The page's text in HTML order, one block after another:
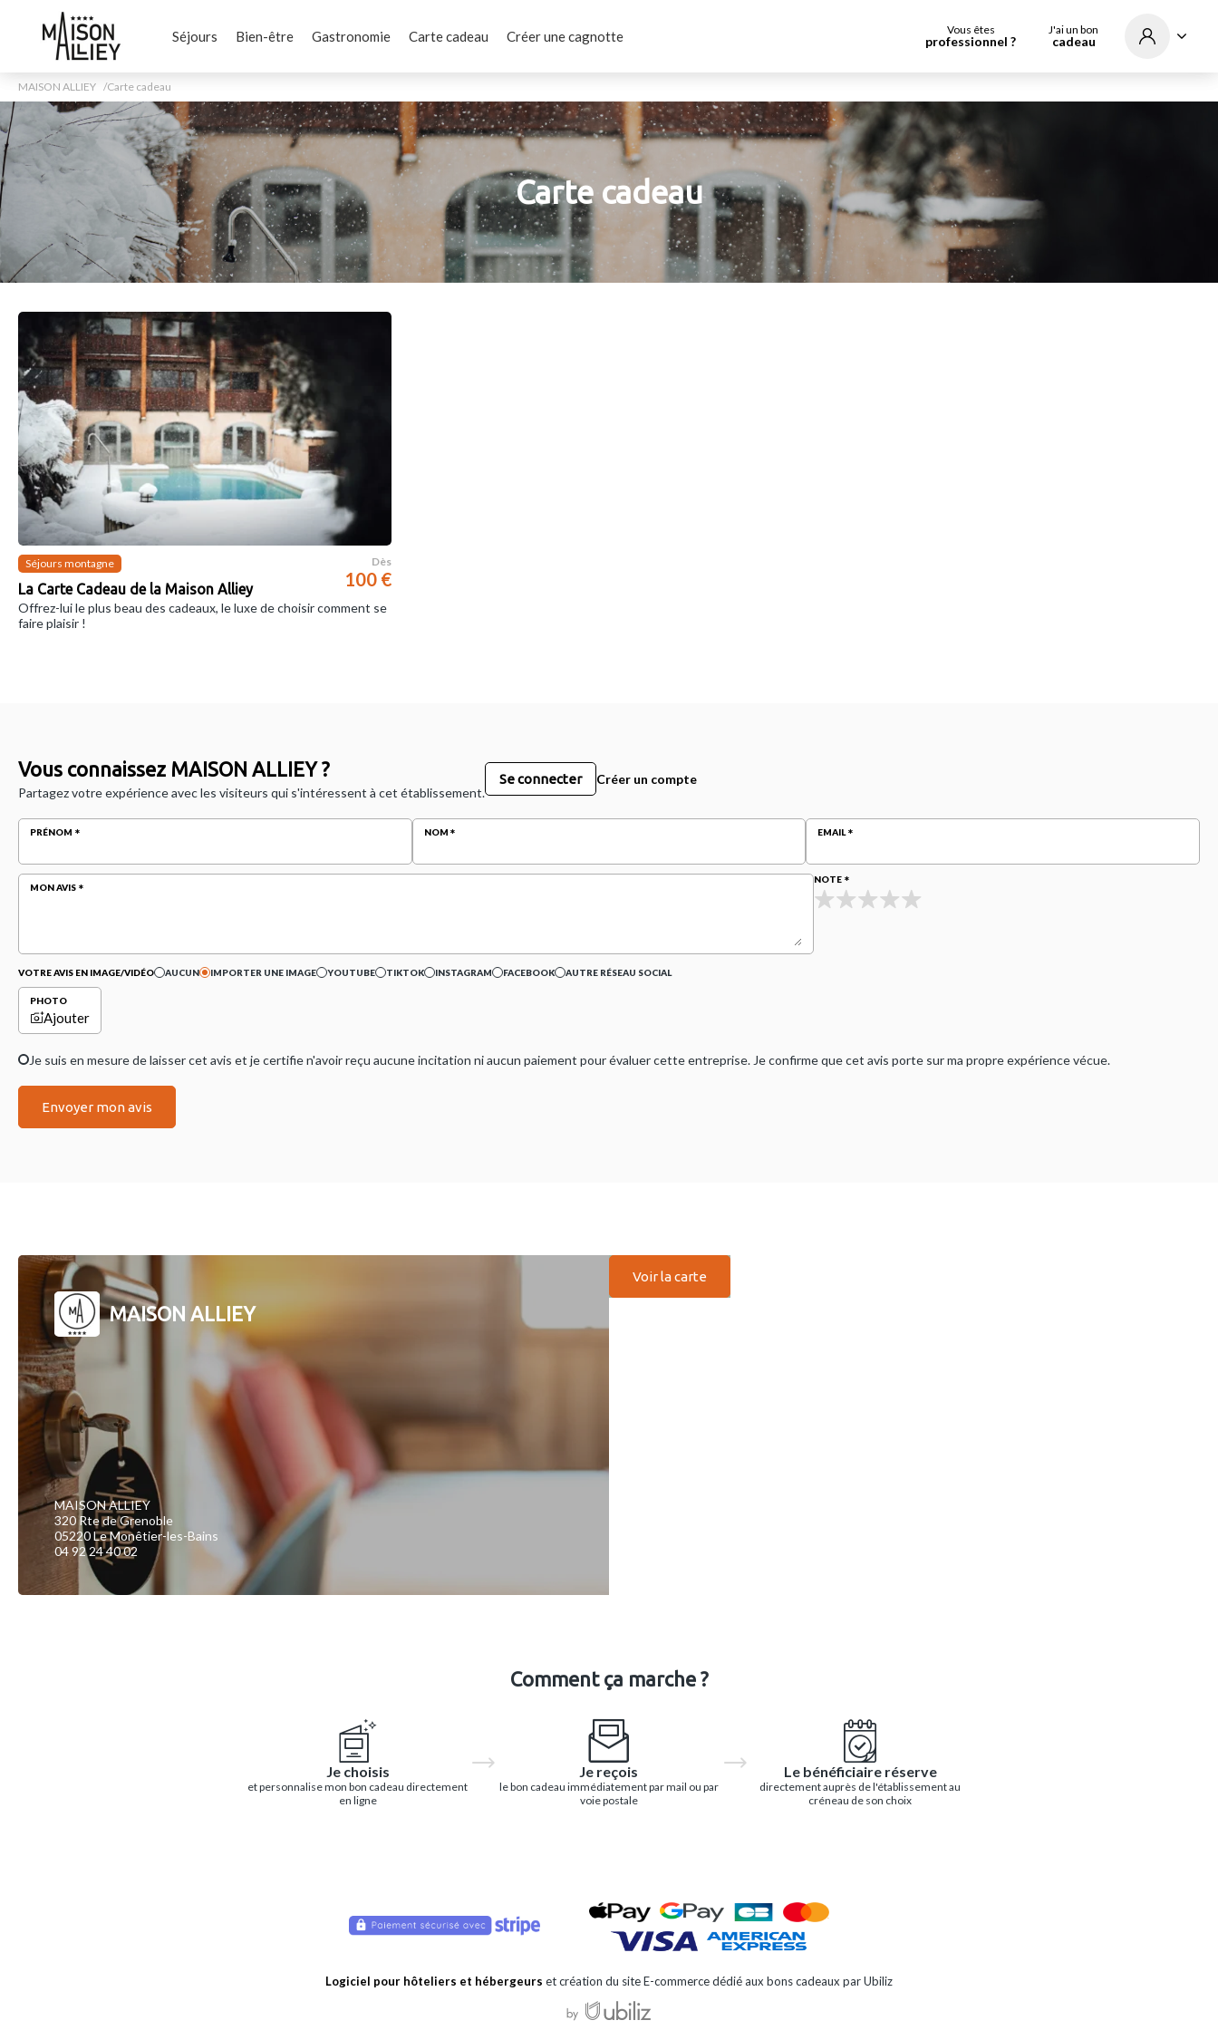
Séjours Bien-être Gastronomie Carte cadeau Créer une cagnotte Vous êtes
professionnel ?
J'ai un bon
cadeau
MAISON ALLIEY Carte cadeau
Carte cadeau
Séjours montagne
La Carte Cadeau de la Maison Alliey
Dès
100 €
Offrez-lui le plus beau des cadeaux, le luxe de choisir comment se
faire plaisir !
Vous connaissez MAISON ALLIEY ?
Partagez votre expérience avec les visiteurs qui s'intéressent à cet établissement.
Se connecter Créer un compte
PRÉNOM NOM EMAIL
MON AVIS
NOTE
VOTRE AVIS EN IMAGE/VIDÉO AUCUN IMPORTER UNE IMAGE YOUTUBE TIKTOK INSTAGRAM FACEBOOK AUTRE RÉSEAU SOCIAL
PHOTO
Ajouter
Je suis en mesure de laisser cet avis et je certifie n'avoir reçu aucune incitation ni aucun paiement pour évaluer cette entreprise. Je confirme que cet avis porte sur ma propre expérience vécue.
Envoyer mon avis
MAISON ALLIEY
MAISON ALLIEY
320 Rte de Grenoble
05220 Le Monêtier-les-Bains
04 92 24 40 02
Voir la carte
Comment ça marche ?
Je choisis
et personnalise mon bon cadeau directement
en ligne
Je reçois
le bon cadeau immédiatement par mail ou par
voie postale
Le bénéficiaire réserve
directement auprès de l'établissement au
créneau de son choix
Logiciel pour hôteliers et hébergeurs et création du site E-commerce dédié aux bons cadeaux par Ubiliz